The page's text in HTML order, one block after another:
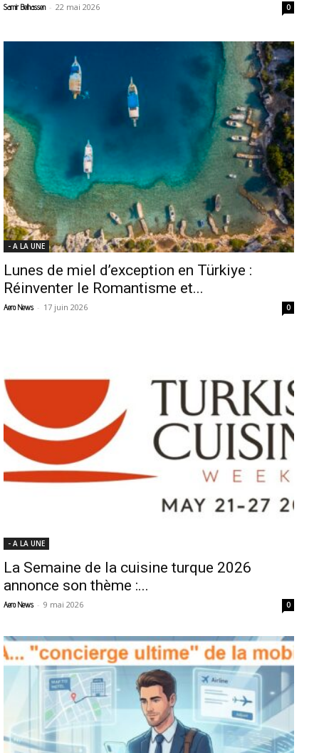
Samir Belhassen - 22 mai 2026 0
- A LA UNE
Lunes de miel d’exception en Türkiye :
Réinventer le Romantisme et...
Aero News - 17 juin 2026 0
- A LA UNE
La Semaine de la cuisine turque 2026
annonce son thème :...
Aero News - 9 mai 2026 0